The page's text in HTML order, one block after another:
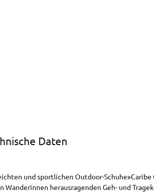
Daten
und sportlichen Outdoor-Schuhe»Caribe
Wanderinnen herausragenden Geh- und